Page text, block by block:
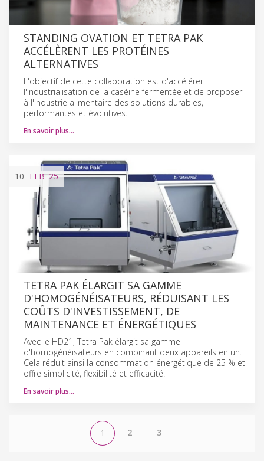
STANDING OVATION ET TETRA PAK
ACCÉLÈRENT LES PROTÉINES
ALTERNATIVES
L'objectif de cette collaboration est d'accélérer
l'industrialisation de la caséine fermentée et de proposer
à l'industrie alimentaire des solutions durables,
performantes et évolutives.
En savoir plus…
10 FEB'25
TETRA PAK ÉLARGIT SA GAMME
D'HOMOGÉNÉISATEURS, RÉDUISANT LES
COÛTS D'INVESTISSEMENT, DE
MAINTENANCE ET ÉNERGÉTIQUES
Avec le HD21, Tetra Pak élargit sa gamme
d'homogénéisateurs en combinant deux appareils en un.
Cela réduit ainsi la consommation énergétique de 25 % et
offre simplicité, flexibilité et efficacité.
En savoir plus…
1 2 3